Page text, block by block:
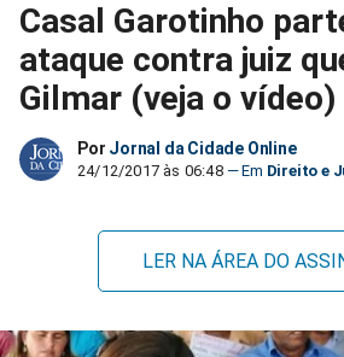
no
Facebook
no
Whatsapp
no
Twitter
no
Casal Garotinho
ataque contra juiz
Gilmar (veja o vídeo)
Por Jornal da Cidade Online
24/12/2017 às 06:48 Direito e
LER NA ÁREA DO